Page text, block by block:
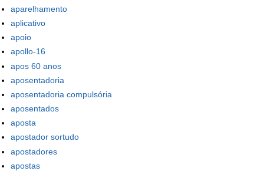
aparelhamento
aplicativo
apoio
apollo-16
apos 60 anos
aposentadoria
aposentadoria compulsória
aposentados
aposta
apostador sortudo
apostadores
apostas